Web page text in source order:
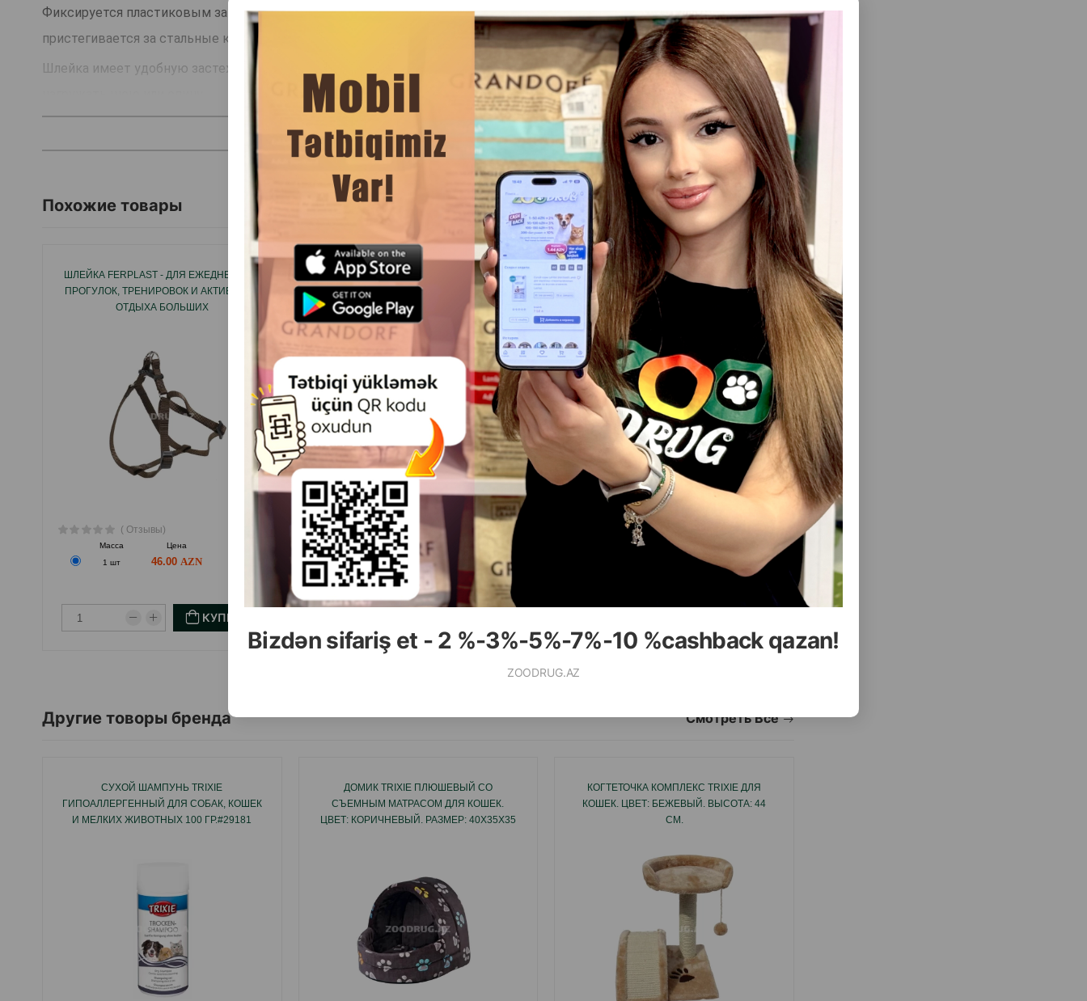
Bizdən sifariş et - 2 %-3%-5%-7%-10 %cashback qazan!
ZOODRUG.AZ
Фиксируется пластиковым замком в верхней части. Размер M: 50–65 см. Ширина ремешков 2 см. Поводок
пристегивается за стальные кольца.
Шлейка имеет удобную застежку с возможностью плавной регулировки размера под габариты собаки, чтобы не
ЧИТАТЬ ДАЛЬШЕ
Похожие товары Смотреть Все
ШЛЕЙКА FERPLAST - ДЛЯ ЕЖЕДНЕВНЫХ
ПРОГУЛОК, ТРЕНИРОВОК И АКТИВНОГО
ОТДЫХА БОЛЬШИХ
( Отзывы)
Масса Цена
1 шт
46.00
КУПИТЬ
ОШЕЙНИК NUNBELL #0211
НЕЙЛОНОВЫЙ ДЛЯ СОБАК С РИСУНКОМ.
( Отзывы)
Масса Цена
Купить
1 шт
3.15
ШЛЕЙКА NUNBELL #0232 НЕЙЛОНОВАЯ
ДЛЯ СОБАК
( Отзывы)
Масса
НАДЁЖНАЯ И УДОБНАЯ ДЛЯ СОБАК,
Другие товоры бренда Смотреть Все
СУХОЙ ШАМПУНЬ TRIXIE
ГИПОАЛЛЕРГЕННЫЙ ДЛЯ СОБАК, КОШЕК
И МЕЛКИХ ЖИВОТНЫХ 100 ГР.#29181
ДОМИК TRIXIE ПЛЮШЕВЫЙ СО
СЪЕМНЫМ МАТРАСОМ ДЛЯ КОШЕК.
ЦВЕТ: КОРИЧНЕВЫЙ. РАЗМЕР: 40Х35Х35
КОГТЕТОЧКА КОМПЛЕКС TRIXIE ДЛЯ
КОШЕК. ЦВЕТ: БЕЖЕВЫЙ. ВЫСОТА: 44
СМ.